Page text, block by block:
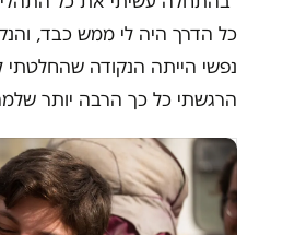
כל הדרך היה לי ממש כבד,
נפשי הייתה הנקודה שהחלטתי
הרגשתי כל כך הרבה יותר